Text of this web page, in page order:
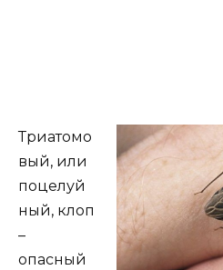
Триатомо
вый, или
поцелуй
ный, клоп
–
опасный